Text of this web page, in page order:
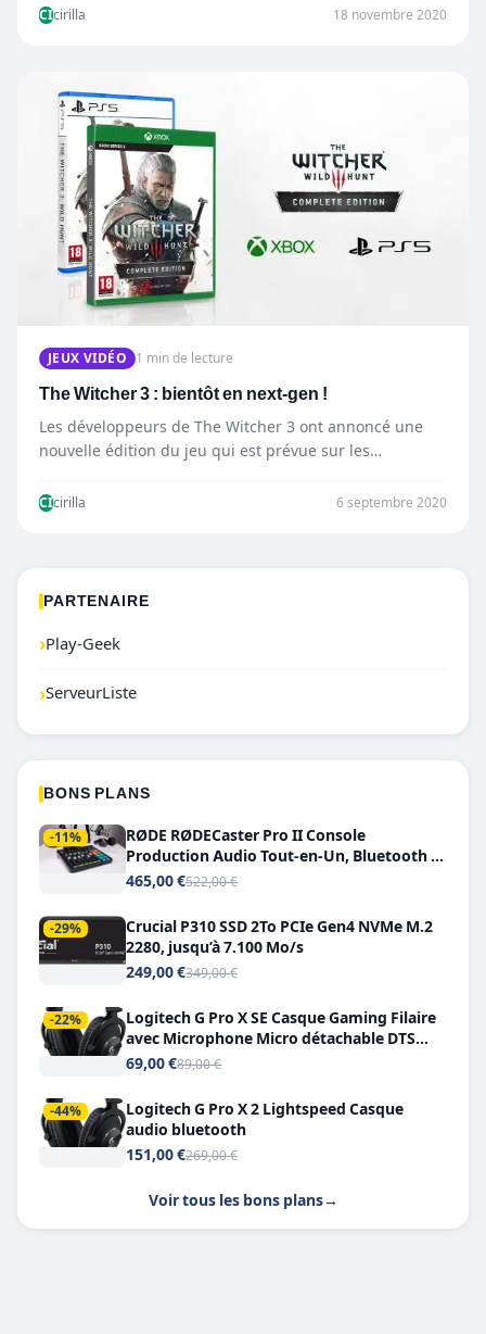
CIcirilla 18 novembre 2020
JEUX VIDÉO 1 min de lecture
The Witcher 3 : bientôt en next-gen !
Les développeurs de The Witcher 3 ont annoncé une
nouvelle édition du jeu qui est prévue sur les…
CIcirilla 6 septembre 2020
PARTENAIRE
›Play-Geek
›ServeurListe
BONS PLANS
-11%
RØDE RØDECaster Pro II Console
Production Audio Tout-en-Un, Bluetooth et
Double USB-C
465,00 €522,00 €
-29%
Crucial P310 SSD 2To PCIe Gen4 NVMe M.2
2280, jusqu’à 7.100 Mo/s
249,00 €349,00 €
-22%
Logitech G Pro X SE Casque Gaming Filaire
avec Microphone Micro détachable DTS
Headphone X 7.1
69,00 €89,00 €
-44%
Logitech G Pro X 2 Lightspeed Casque
audio bluetooth
151,00 €269,00 €
Voir tous les bons plans→